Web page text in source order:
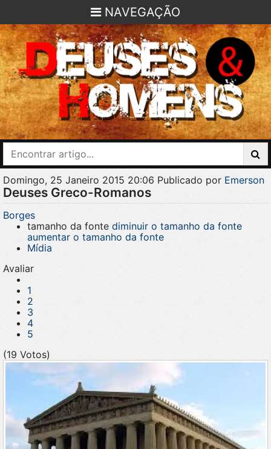
NAVEGAÇÃO
Domingo, 25 Janeiro 2015 20:06
Deuses Greco-Romanos
Publicado porEmerson
Borges
tamanho da fonte diminuir o tamanho da fonte
aumentar o tamanho da fonte
Mídia
Avaliar
1
2
3
4
5
(19 Votos)